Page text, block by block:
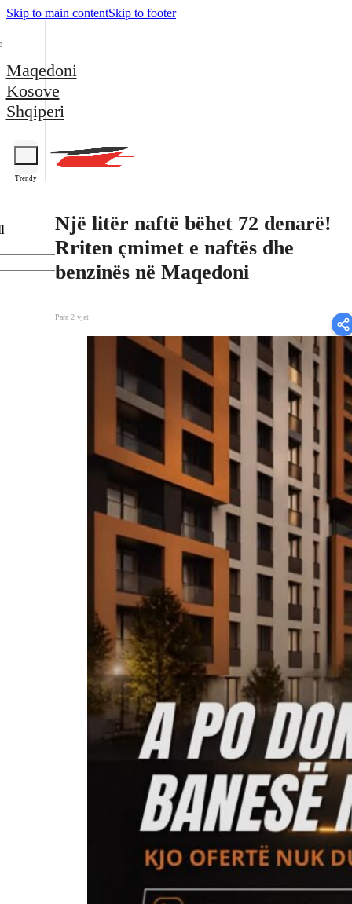
Skip to main contentSkip to footer
Maqedoni
Kosove
Shqiperi
Trendy
Një litër naftë bëhet 72 denarë!
Rriten çmimet e naftës dhe
benzinës në Maqedoni
Para 2 vjet